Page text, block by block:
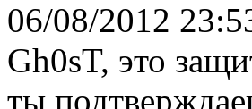
06/08/2012
Gh0sT, это
ты